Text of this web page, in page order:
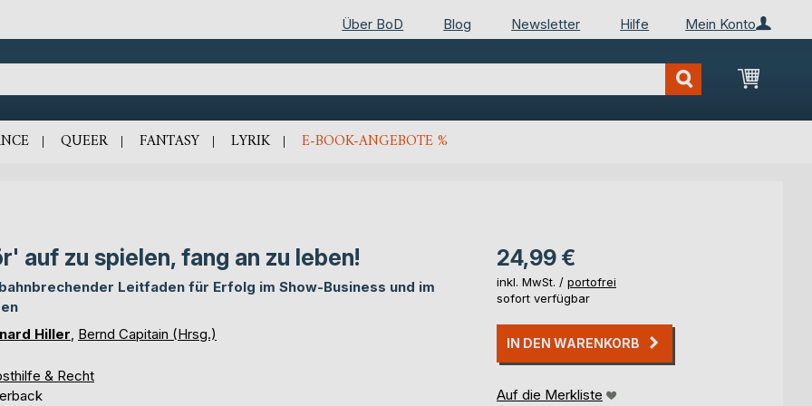
Mein Konto
Über BoD Blog Newsletter Hilfe
Mein
QUEER FANTASY LYRIK E-BOOK-ANGEBOTE %
auf zu spielen, fang an zu leben!
Leitfaden für Erfolg im Show-Business und im
Hiller Bernd Capitain (Hrsg.)
& Recht
24,99 €
inkl. MwSt. / portofrei
sofort verfügbar
IN DEN WARENKORB
Auf die Merkliste